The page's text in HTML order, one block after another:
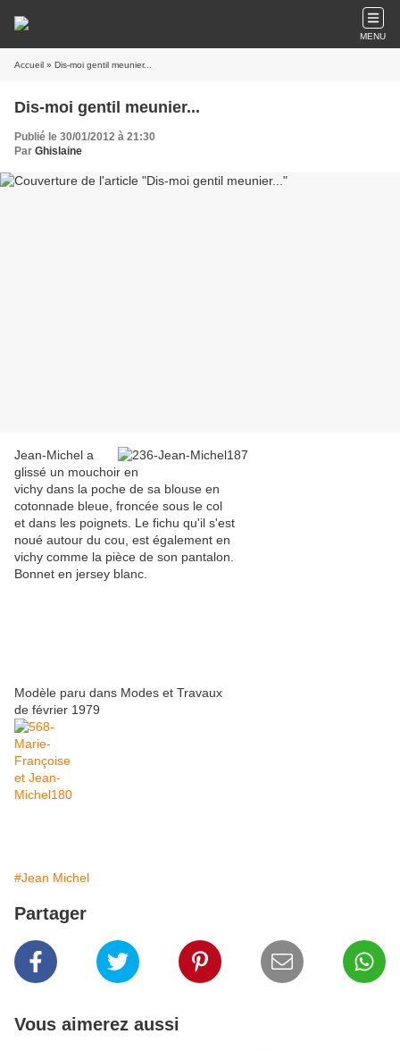
MENU
Accueil » Dis-moi gentil meunier...
Dis-moi gentil meunier...
Publié le 30/01/2012 à 21:30
Par Ghislaine
Jean-Michel a
glissé un mouchoir en
vichy dans la poche de sa blouse en
cotonnade bleue, froncée sous le col
et dans les poignets. Le fichu qu'il s'est
noué autour du cou, est également en
vichy comme la pièce de son pantalon.
Bonnet en jersey blanc.
Modèle paru dans Modes et Travaux
de février 1979
#Jean Michel
Partager
Vous aimerez aussi